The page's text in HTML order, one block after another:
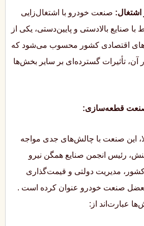
اشتغال: صنعت خودرو با اشتغال‌زایی
با صنایع بالادستی و پایین‌دستی، یکی از
اقتصادی کشور محسوب می‌شود که
آن، تأثیرات گسترده‌ای بر سایر بخش‌ها
قطعه‌سازی:
این صنعت با چالش‌های جدی مواجه
رئیس انجمن صنایع همگن نیرو
مدیریت دولتی و قیمت‌گذاری
صنعت خودرو عنوان کرده است .
عبارت‌اند از: